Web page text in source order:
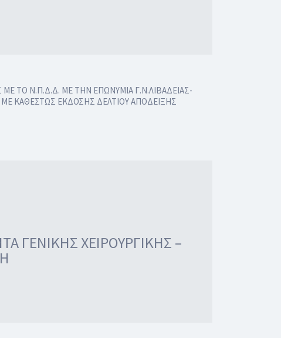
ΤΟ Ν.Π.Δ.Δ. ΜΕ ΤΗΝ ΕΠΩΝΥΜΙΑ Γ.Ν.ΛΙΒΑΔΕΙΑΣ-
ΜΕ ΚΑΘΕΣΤΩΣ ΕΚΔΟΣΗΣ ΔΕΛΤΙΟΥ ΑΠΟΔΕΙΞΗΣ
ΓΕΝΙΚΗΣ ΧΕΙΡΟΥΡΓΙΚΗΣ –